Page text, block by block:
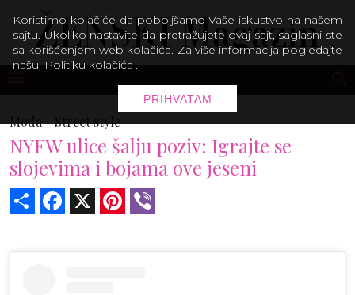
Moda -Street style
NYFW ulice šalju poziv: Igrajte se
slojevima i bojama ove jeseni
Share Facebook Pinterest
Koristimo kolačiće da poboljšamo Vaše iskustvo na našem
sajtu. Ukoliko nastavite da pretražujete ovaj sajt, saglasni ste
sa korišćenjem web kolačića. Za više informacija pogledajte
našu Politiku kolačića .
PRIHVATAM